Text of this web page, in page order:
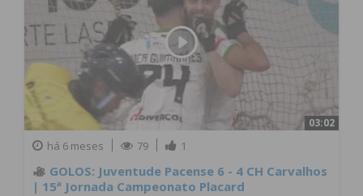
03:02
há 6 meses 79 1
GOLOS: Juventude Pacense 6 - 4 CH Carvalhos
| 15ª Jornada Campeonato Placard